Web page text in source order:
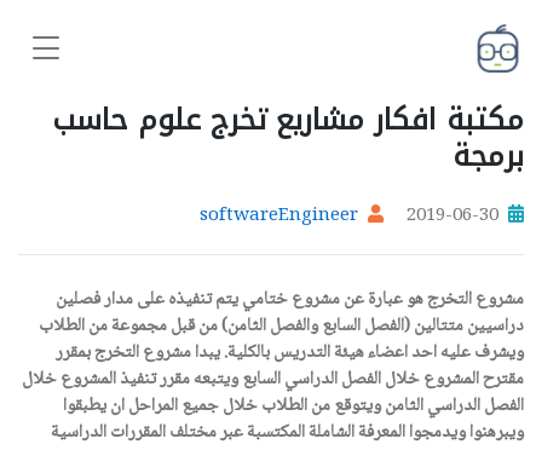
مكتبة افكار مشاريع تخرج علوم حاسب
برمجة
2019-06-30
softwareEngineer
مشروع التخرج هو عبارة عن مشروع ختامي يتم تنفيذه على مدار فصلين
دراسيين متتالين (الفصل السابع والفصل الثامن) من قبل مجموعة من الطلاب
ويشرف عليه احد اعضاء هيئة التدريس بالكلية. يبدا مشروع التخرج بمقرر
مقترح المشروع خلال الفصل الدراسي السابع ويتبعه مقرر تنفيذ المشروع خلال
الفصل الدراسي الثامن ويتوقع من الطلاب خلال جميع المراحل ان يطبقوا
ويبرهنوا ويدمجوا المعرفة الشاملة المكتسبة عبر مختلف المقررات الدراسية